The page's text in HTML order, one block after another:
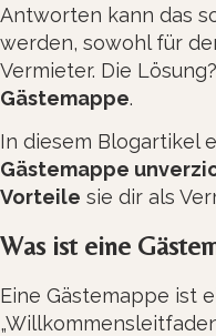
Antworten kann das
werden, sowohl für
Vermieter. Die
Gästemappe.
In diesem Blogartikel
Gästemappe
Vorteile sie dir als
Was ist eine
Eine Gästemappe ist